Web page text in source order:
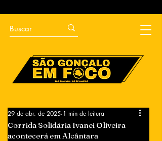
Corrida Solidária Ivanei Oliveira
acontecerá em Alcântara
29 de abr. de 2025 1 min de leitura